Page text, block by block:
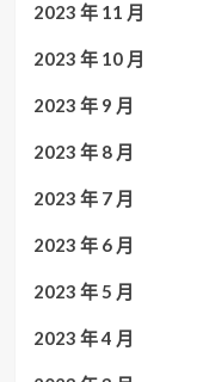
2023 年 11 月
2023 年 10 月
2023 年 9 月
2023 年 8 月
2023 年 7 月
2023 年 6 月
2023 年 5 月
2023 年 4 月